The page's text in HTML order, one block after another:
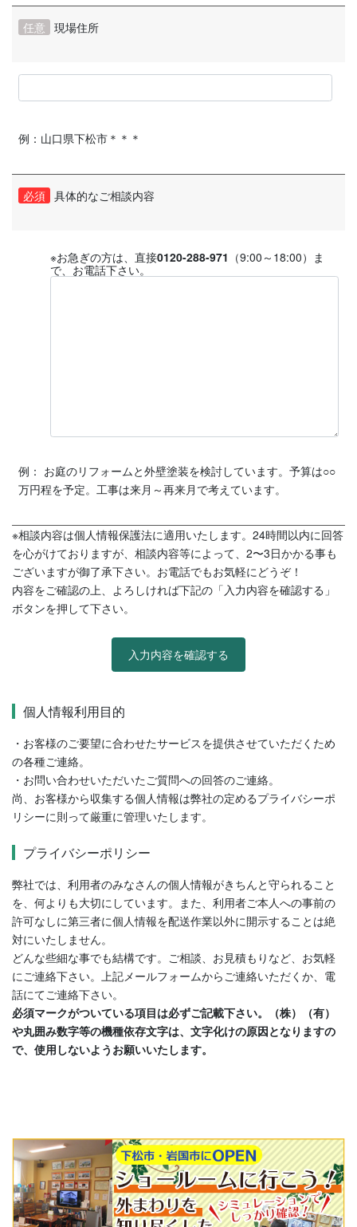
任意 現場住所
例：山口県下松市＊＊＊
必須 具体的なご相談内容
※お急ぎの方は、直接0120-288-971 （9:00～18:00）ま
で、お電話下さい。
例： お庭のリフォームと外壁塗装を検討しています。予算は○○
万円程を予定。工事は来月～再来月で考えています。
※相談内容は個人情報保護法に適用いたします。24時間以内に回答
を心がけておりますが、相談内容等によって、2〜3日かかる事も
ございますが御了承下さい。お電話でもお気軽にどうぞ！
内容をご確認の上、よろしければ下記の「入力内容を確認する」
ボタンを押して下さい。
個人情報利用目的
・お客様のご要望に合わせたサービスを提供させていただくため
の各種ご連絡。
・お問い合わせいただいたご質問への回答のご連絡。
尚、お客様から収集する個人情報は弊社の定めるプライバシーポ
リシーに則って厳重に管理いたします。
プライバシーポリシー
弊社では、利用者のみなさんの個人情報がきちんと守られること
を、何よりも大切にしています。また、利用者ご本人への事前の
許可なしに第三者に個人情報を配送作業以外に開示することは絶
対にいたしません。
どんな些細な事でも結構です。ご相談、お見積もりなど、お気軽
にご連絡下さい。上記メールフォームからご連絡いただくか、電
話にてご連絡下さい。
必須マークがついている項目は必ずご記載下さい。（株）（有）
や丸囲み数字等の機種依存文字は、文字化けの原因となりますの
で、使用しないようお願いいたします。